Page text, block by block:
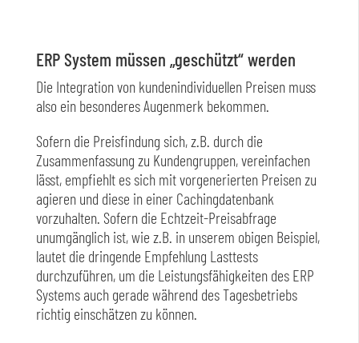
ERP System müssen „geschützt“ werden
Die Integration von kundenindividuellen Preisen muss
also ein besonderes Augenmerk bekommen.
Sofern die Preisfindung sich, z.B. durch die
Zusammenfassung zu Kundengruppen, vereinfachen
lässt, empfiehlt es sich mit vorgenerierten Preisen zu
agieren und diese in einer Cachingdatenbank
vorzuhalten. Sofern die Echtzeit-Preisabfrage
unumgänglich ist, wie z.B. in unserem obigen Beispiel,
lautet die dringende Empfehlung Lasttests
durchzuführen, um die Leistungsfähigkeiten des ERP
Systems auch gerade während des Tagesbetriebs
richtig einschätzen zu können.